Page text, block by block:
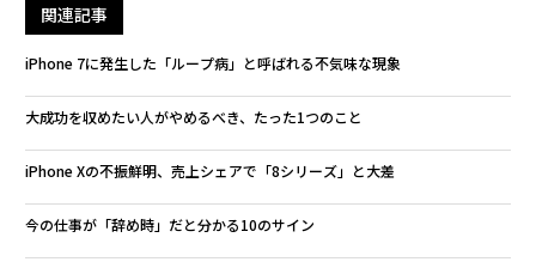
関連記事
iPhone 7に発生した「ループ病」と呼ばれる不気味な現象
大成功を収めたい人がやめるべき、たった1つのこと
iPhone Xの不振鮮明、売上シェアで「8シリーズ」と大差
今の仕事が「辞め時」だと分かる10のサイン